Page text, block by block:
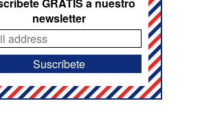
newsletter